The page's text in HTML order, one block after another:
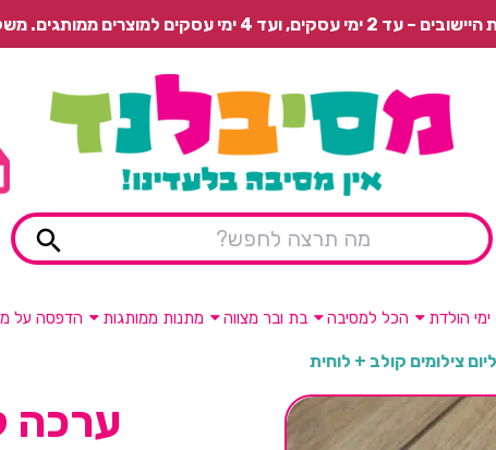
רגיל בתשלום או איסוף עצמי חינם.
ימי הולדת הכל למסיבה בת ובר מצווה מתנות ממותגות הדפסה על
צילומים קולב + לוחית
ערכה